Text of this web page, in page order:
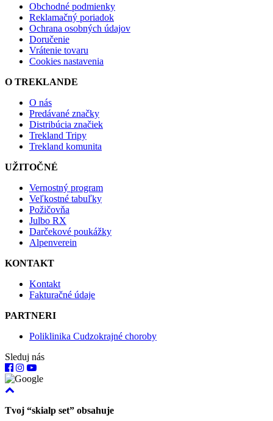
Obchodné podmienky
Reklamačný poriadok
Ochrana osobných údajov
Doručenie
Vrátenie tovaru
Cookies nastavenia
O TREKLANDE
O nás
Predávané značky
Distribúcia značiek
Trekland Tripy
Trekland komunita
UŽITOČNÉ
Vernostný program
Veľkostné tabuľky
Požičovňa
Julbo RX
Darčekové poukážky
Alpenverein
KONTAKT
Kontakt
Fakturačné údaje
PARTNERI
Poliklinika Cudzokrajné choroby
Sleduj nás
Tvoj “skialp set” obsahuje